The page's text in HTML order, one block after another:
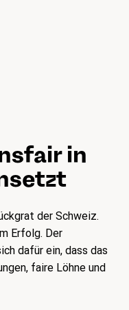
in
der Schweiz.
Erfolg. Der
dafür ein, dass das
faire Löhne und